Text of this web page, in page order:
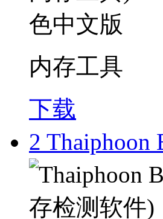
内存工具
下载
2 Thaiphoon